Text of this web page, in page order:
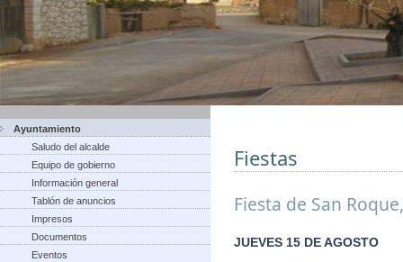
Ayuntamiento
Saludo del alcalde
Equipo de gobierno
Información general
Tablón de anuncios
Impresos
Documentos
Eventos
Fiestas
Fiesta de San
JUEVES 15 DE AGOSTO